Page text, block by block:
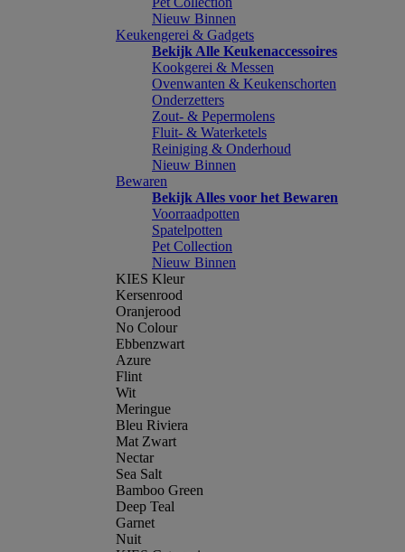
Nieuw Binnen
Keukengerei & Gadgets
Bekijk Alle Keukenaccessoires
Kookgerei & Messen
Ovenwanten & Keukenschorten
Onderzetters
Zout- & Pepermolens
Fluit- & Waterketels
Reiniging & Onderhoud
Nieuw Binnen
Bewaren
Bekijk Alles voor het Bewaren
Voorraadpotten
Spatelpotten
Pet Collection
Nieuw Binnen
KIES Kleur
Kersenrood
Oranjerood
No Colour
Ebbenzwart
Azure
Flint
Wit
Meringue
Bleu Riviera
Mat Zwart
Nectar
Sea Salt
Bamboo Green
Deep Teal
Garnet
Nuit